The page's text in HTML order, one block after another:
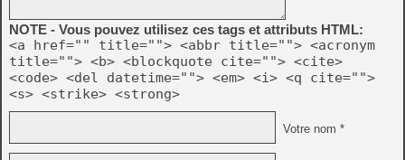
NOTE - Vous pouvez utilisez ces tags et attributs HTML:
<a href="" title=""> <abbr title=""> <acronym
title=""> <b> <blockquote cite=""> <cite>
<code> <del datetime=""> <em> <i> <q cite="">
<s> <strike> <strong>
Votre nom *